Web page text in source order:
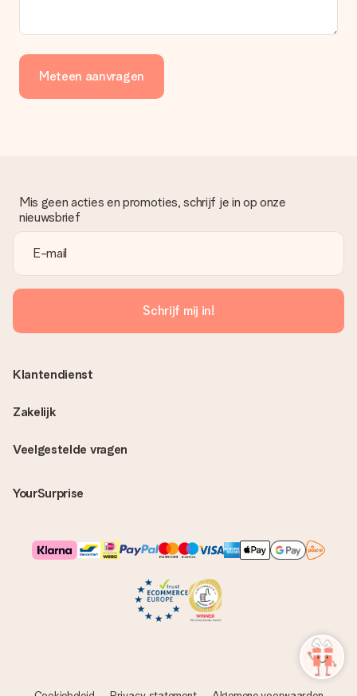
Meteen aanvragen
Mis geen acties en promoties, schrijf je in op onze
nieuwsbrief
Schrijf mij in!
Veelgestelde vragen
YourSurprise
Klantendienst
Zakelijk